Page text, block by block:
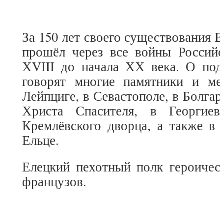
За 150 лет своего
прошёл через все войны
ХVIII до начала ХХ века. О
говорят многие памятники и
Лейпциге, в Севастополе, в
Христа Спасителя, в
Кремлёвского дворца, а также
Ельце.
Елецкий пехотный полк
французов.